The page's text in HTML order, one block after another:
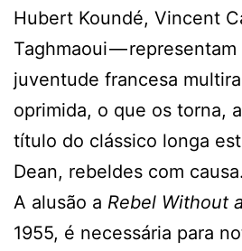
Hubert Koundé, Vincent
Taghmaoui —
juventude francesa
oprimida, o que os torna,
título do clássico longa
Dean, rebeldes com causa.
A alusão a Rebel Without
1955, é necessária para